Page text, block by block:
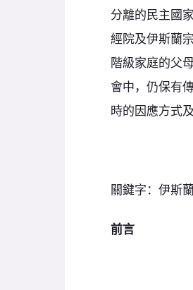
分離的民主國
經院及伊斯蘭
階級家庭的父
會中，仍保有
時的因應方式
關鍵字：伊斯
前言